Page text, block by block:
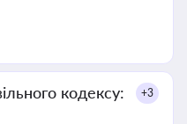
кодексу:
+3